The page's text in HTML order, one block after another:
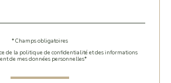
* Champs obligatoires
de la politique de confidentialité et des informations
de mes données personnelles*